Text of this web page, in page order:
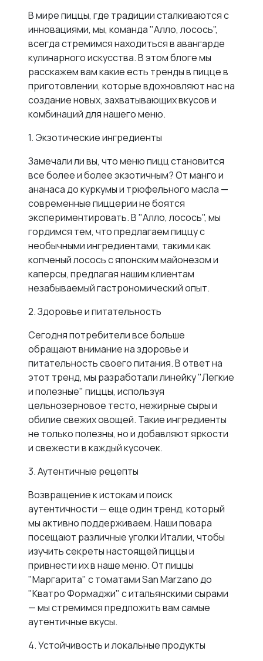
В мире пиццы, где традиции сталкиваются с
инновациями, мы, команда "Алло, лосось",
всегда стремимся находиться в авангарде
кулинарного искусства. В этом блоге мы
расскажем вам какие есть тренды в пицце в
приготовлении, которые вдохновляют нас на
создание новых, захватывающих вкусов и
комбинаций для нашего меню.
1. Экзотические ингредиенты
Замечали ли вы, что меню пицц становится
все более и более экзотичным? От манго и
ананаса до куркумы и трюфельного масла —
современные пиццерии не боятся
экспериментировать. В "Алло, лосось", мы
гордимся тем, что предлагаем пиццу с
необычными ингредиентами, такими как
копченый лосось с японским майонезом и
каперсы, предлагая нашим клиентам
незабываемый гастрономический опыт.
2. Здоровье и питательность
Сегодня потребители все больше
обращают внимание на здоровье и
питательность своего питания. В ответ на
этот тренд, мы разработали линейку "Легкие
и полезные" пиццы, используя
цельнозерновое тесто, нежирные сыры и
обилие свежих овощей. Такие ингредиенты
не только полезны, но и добавляют яркости
и свежести в каждый кусочек.
3. Аутентичные рецепты
Возвращение к истокам и поиск
аутентичности — еще один тренд, который
мы активно поддерживаем. Наши повара
посещают различные уголки Италии, чтобы
изучить секреты настоящей пиццы и
привнести их в наше меню. От пиццы
"Маргарита" с томатами San Marzano до
"Кватро Формаджи" с итальянскими сырами
— мы стремимся предложить вам самые
аутентичные вкусы.
4. Устойчивость и локальные продукты